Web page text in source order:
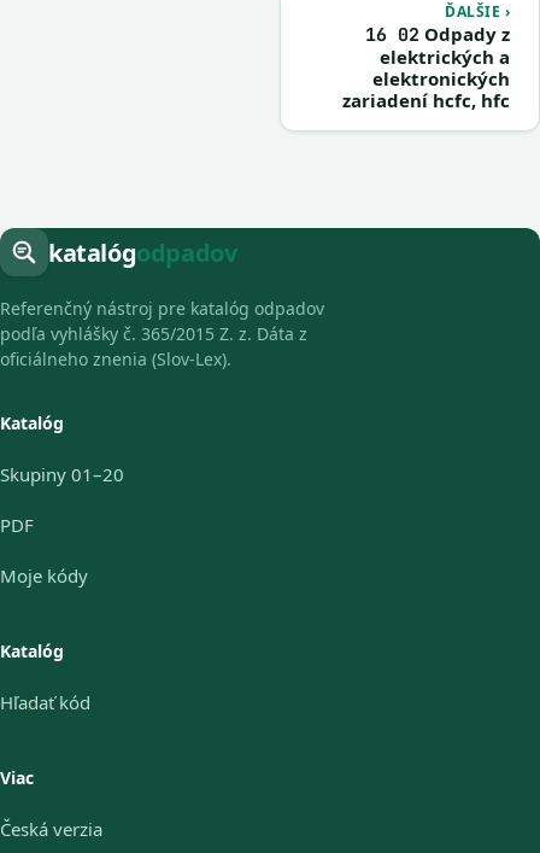
ĎALŠIE ›
16 02 Odpady z
elektrických a
elektronických
zariadení hcfc, hfc
katalógodpadov
Referenčný nástroj pre katalóg odpadov
podľa vyhlášky č. 365/2015 Z. z. Dáta z
oficiálneho znenia (Slov-Lex).
Katalóg
Skupiny 01–20
PDF
Moje kódy
Katalóg
Hľadať kód
Viac
Česká verzia